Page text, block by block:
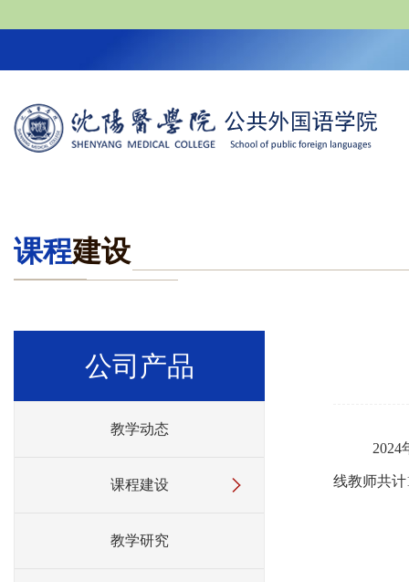
课程建设
公司产品
教学动态
课程建设
教学研究
2024
线教师共计